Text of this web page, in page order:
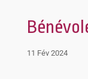
11 Fév 2024